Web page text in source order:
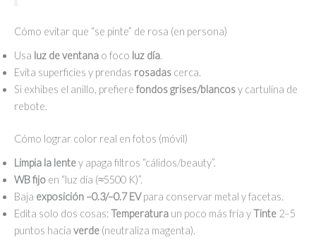
Cómo evitar que “se pinte” de rosa (en persona)
Usa luz de ventana o foco luz día.
Evita superficies y prendas rosadas cerca.
Si exhibes el anillo, prefiere fondos grises/blancosy cartulina de
rebote.
Cómo lograr color real en fotos (móvil)
Limpia la lentey apaga filtros “cálidos/beauty”.
WB fijo en “luz día (≈5500 K)”.
Baja exposición –0.3/–0.7 EVpara conservar metal y facetas.
Edita solo dos cosas:Temperatura un poco más fría yTinte 2–5
puntos hacia verde (neutraliza magenta).